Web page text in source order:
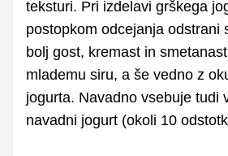
teksturi. Pri izdelavi grškega
postopkom odcejanja odstrani
bolj gost, kremast in
mlademu siru, a še vedno z
jogurta. Navadno vsebuje tudi
navadni jogurt (okoli 10